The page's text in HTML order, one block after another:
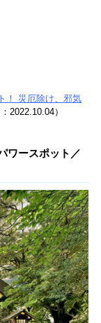
！ 災厄除け、邪気
2022.10.04）
ワースポット／